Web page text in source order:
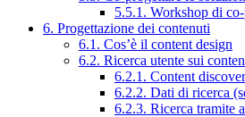
5.5.1. Workshop di
6. Progettazione dei contenuti
6.1. Cos’è il content design
6.2. Ricerca utente sui
6.2.1. Content
6.2.2. Dati di ricerca
6.2.3. Ricerca tramite